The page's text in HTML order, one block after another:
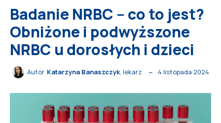
Badanie NRBC – co to jest?
Obniżone i podwyższone
NRBC u dorosłych i dzieci
Autor Katarzyna Banaszczyk, lekarz 4 listopada 2024